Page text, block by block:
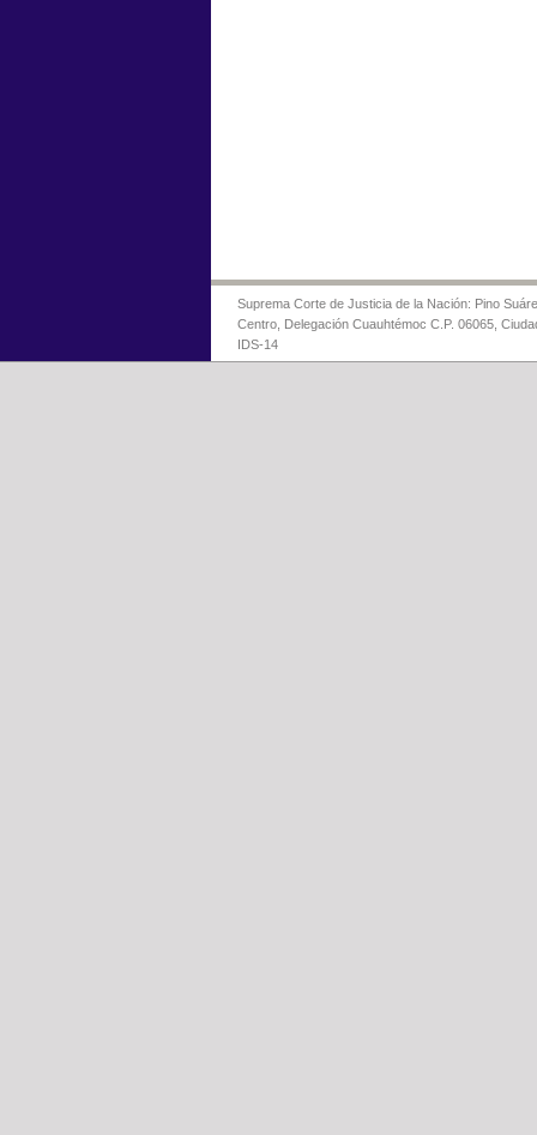
Suprema Corte de Justicia de la Nación: Pino
Centro, Delegación Cuauhtémoc C.P. 06065,
IDS-14